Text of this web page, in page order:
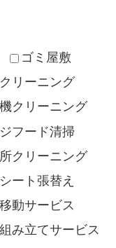
ゴミ屋敷
リーニング
クリーニング
フード清掃
クリーニング
ート張替え
動サービス
み立てサービス